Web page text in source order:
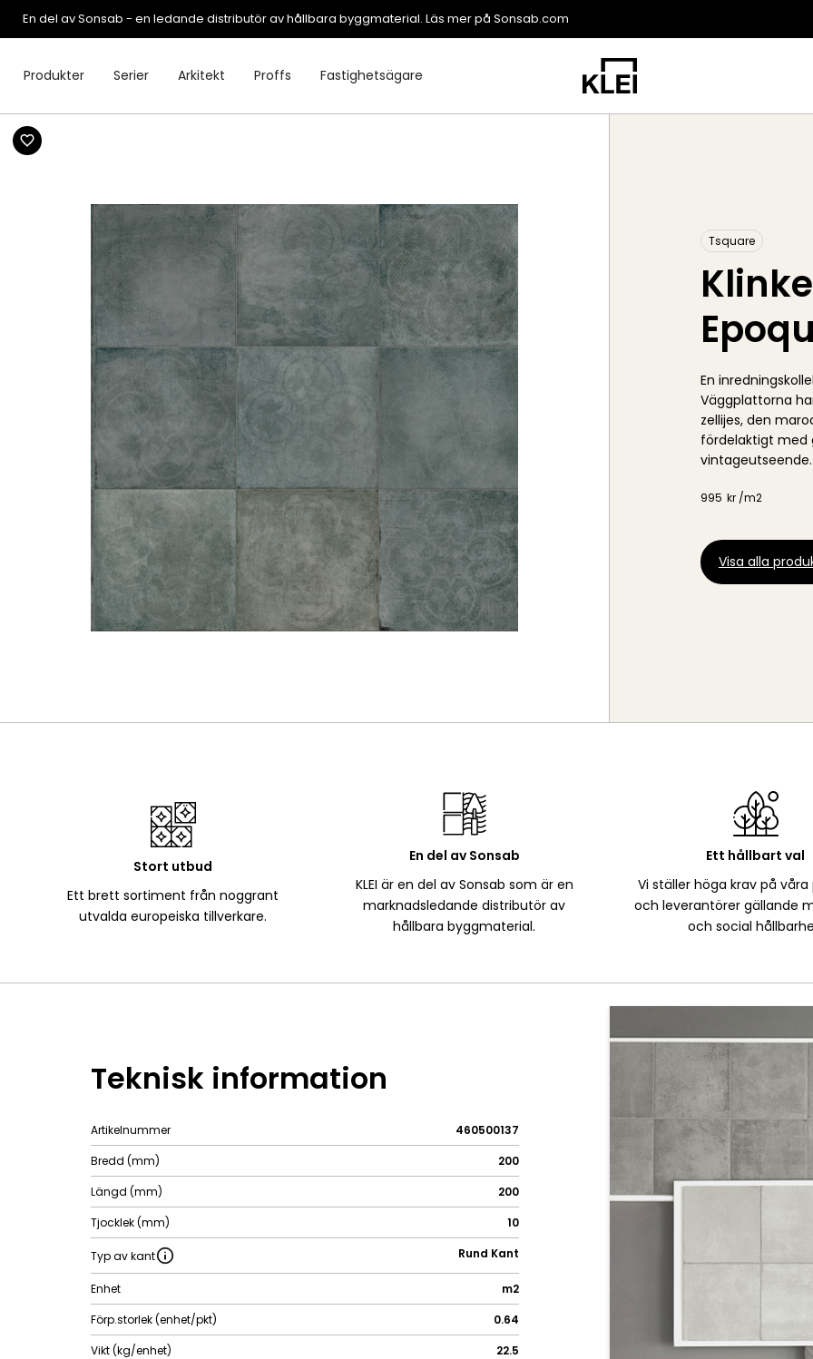
En del av Sonsab - en ledande distributör av hållbara byggmaterial. Läs mer på Sonsab.com
Produkter Serier Arkitekt Proffs Fastighetsägare
Tsquare
En
Väggplattorna
zellijes, den
fördelaktigt med
vintageutseende.
995 kr /m2
Visa alla
Stort utbud
Ett brett sortiment från noggrant
utvalda europeiska tillverkare.
En del av Sonsab
KLEI är en del av Sonsab som är en
marknadsledande distributör av
hållbara byggmaterial.
Ett hållbart val
Vi ställer höga krav på
och leverantörer gällande
och social
Teknisk information
Artikelnummer
460500137
Bredd (mm)
200
Längd (mm)
200
Tjocklek (mm)
10
Typ av kant Rund Kant
Enhet
m2
Förp.storlek (enhet/pkt)
0.64
Vikt (kg/enhet)
22.5